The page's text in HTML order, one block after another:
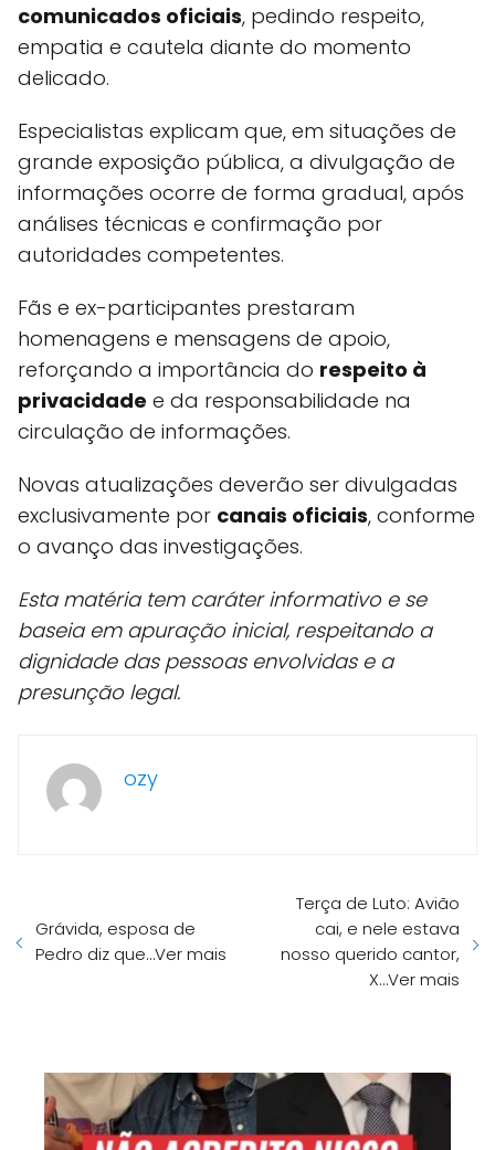
comunicados oficiais, pedindo respeito,
empatia e cautela diante do momento
delicado.
Especialistas explicam que, em situações de
grande exposição pública, a divulgação de
informações ocorre de forma gradual, após
análises técnicas e confirmação por
autoridades competentes.
Fãs e ex-participantes prestaram
homenagens e mensagens de apoio,
reforçando a importância do respeito à
privacidade e da responsabilidade na
circulação de informações.
Novas atualizações deverão ser divulgadas
exclusivamente por canais oficiais, conforme
o avanço das investigações.
Esta matéria tem caráter informativo e se
baseia em apuração inicial, respeitando a
dignidade das pessoas envolvidas e a
presunção legal.
ozy
Grávida, esposa de
Pedro diz que…Ver mais
Terça de Luto: Avião
cai, e nele estava
nosso querido cantor,
X…Ver mais